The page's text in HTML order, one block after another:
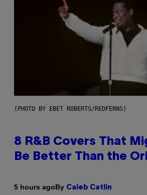
(PHOTO BY EBET ROBERTS/REDFERNS)
8 R&B Covers That
Be Better Than the
5 hours agoBy Caleb Catlin